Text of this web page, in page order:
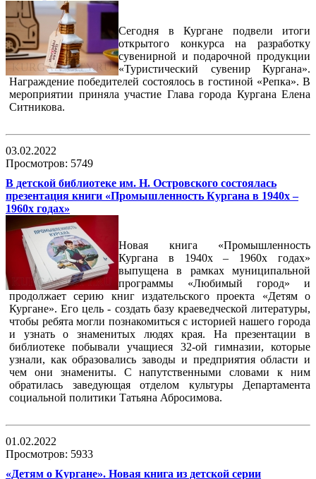
Сегодня в Кургане подвели итоги
открытого конкурса на разработку
сувенирной и подарочной продукции
«Туристический сувенир Кургана».
Награждение победителей состоялось в гостиной «Репка». В
мероприятии приняла участие Глава города Кургана Елена
Ситникова.
03.02.2022
Просмотров: 5749
В детской библиотеке им. Н. Островского состоялась
презентация книги «Промышленность Кургана в 1940х –
1960х годах»
Новая книга «Промышленность
Кургана в 1940х – 1960х годах»
выпущена в рамках муниципальной
программы «Любимый город» и
продолжает серию книг издательского проекта «Детям о
Кургане». Его цель - создать базу краеведческой литературы,
чтобы ребята могли познакомиться с историей нашего города
и узнать о знаменитых людях края. На презентации в
библиотеке побывали учащиеся 32-ой гимназии, которые
узнали, как образовались заводы и предприятия области и
чем они знамениты. С напутственными словами к ним
обратилась заведующая отделом культуры Департамента
социальной политики Татьяна Абросимова.
01.02.2022
Просмотров: 5933
«Детям о Кургане». Новая книга из детской серии